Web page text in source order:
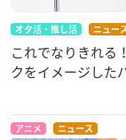
オタ活・推し活 ニュー
これでなりきれる
クをイメージした
アニメ ニュース